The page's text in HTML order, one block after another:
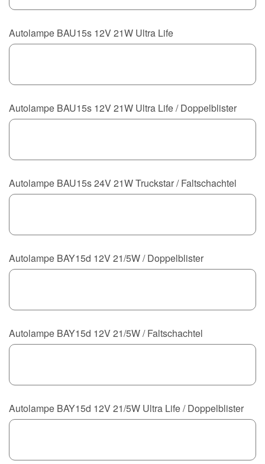
Autolampe BAU15s 12V 21W Ultra Life
Autolampe BAU15s 12V 21W Ultra Life / Doppelblister
Autolampe BAU15s 24V 21W Truckstar / Faltschachtel
Autolampe BAY15d 12V 21/5W / Doppelblister
Autolampe BAY15d 12V 21/5W / Faltschachtel
Autolampe BAY15d 12V 21/5W Ultra Life / Doppelblister